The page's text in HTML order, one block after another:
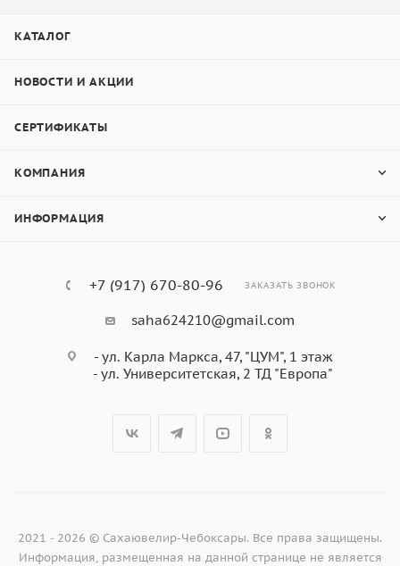
КАТАЛОГ
НОВОСТИ И АКЦИИ
СЕРТИФИКАТЫ
КОМПАНИЯ
ИНФОРМАЦИЯ
+7 (917) 670-80-96 ЗАКАЗАТЬ ЗВОНОК
saha624210@gmail.com
- ул. Карла Маркса, 47, "ЦУМ", 1 этаж
- ул. Университетская, 2 ТД "Европа"
2021 - 2026 © Сахаювелир-Чебоксары. Все права защищены.
Информация, размещенная на данной странице не является